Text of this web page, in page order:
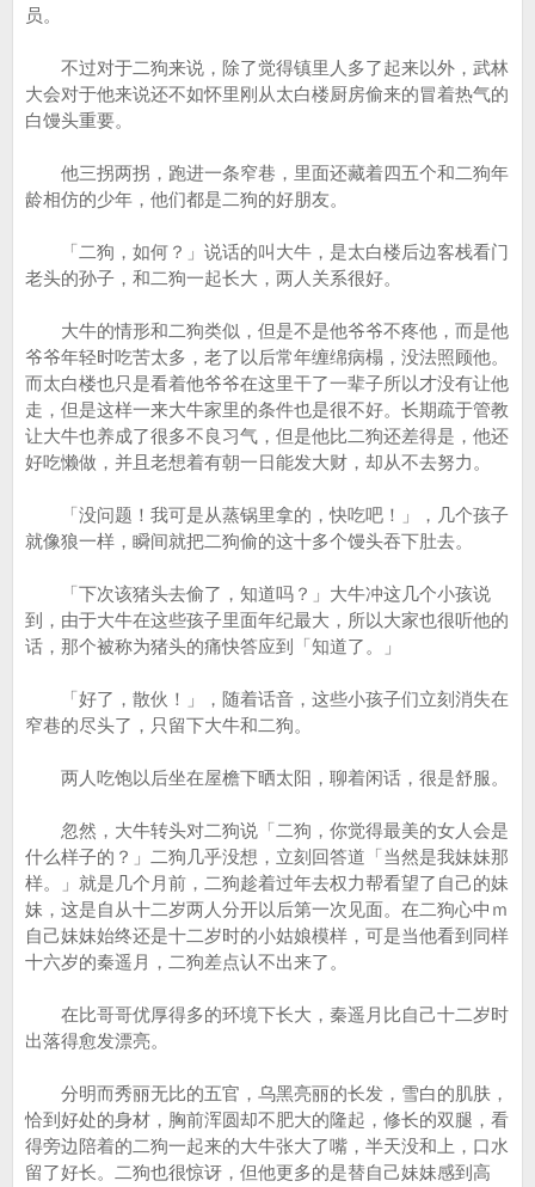
员。
不过对于二狗来说，除了觉得镇里人多了起来以外，武林
大会对于他来说还不如怀里刚从太白楼厨房偷来的冒着热气的
白馒头重要。
他三拐两拐，跑进一条窄巷，里面还藏着四五个和二狗年
龄相仿的少年，他们都是二狗的好朋友。
「二狗，如何？」说话的叫大牛，是太白楼后边客栈看门
老头的孙子，和二狗一起长大，两人关系很好。
大牛的情形和二狗类似，但是不是他爷爷不疼他，而是他
爷爷年轻时吃苦太多，老了以后常年缠绵病榻，没法照顾他。
而太白楼也只是看着他爷爷在这里干了一辈子所以才没有让他
走，但是这样一来大牛家里的条件也是很不好。长期疏于管教
让大牛也养成了很多不良习气，但是他比二狗还差得是，他还
好吃懒做，并且老想着有朝一日能发大财，却从不去努力。
「没问题！我可是从蒸锅里拿的，快吃吧！」，几个孩子
就像狼一样，瞬间就把二狗偷的这十多个馒头吞下肚去。
「下次该猪头去偷了，知道吗？」大牛冲这几个小孩说
到，由于大牛在这些孩子里面年纪最大，所以大家也很听他的
话，那个被称为猪头的痛快答应到「知道了。」
「好了，散伙！」，随着话音，这些小孩子们立刻消失在
窄巷的尽头了，只留下大牛和二狗。
两人吃饱以后坐在屋檐下晒太阳，聊着闲话，很是舒服。
忽然，大牛转头对二狗说「二狗，你觉得最美的女人会是
什么样子的？」二狗几乎没想，立刻回答道「当然是我妹妹那
样。」就是几个月前，二狗趁着过年去权力帮看望了自己的妹
妹，这是自从十二岁两人分开以后第一次见面。在二狗心中ｍ
自己妹妹始终还是十二岁时的小姑娘模样，可是当他看到同样
十六岁的秦遥月，二狗差点认不出来了。
在比哥哥优厚得多的环境下长大，秦遥月比自己十二岁时
出落得愈发漂亮。
分明而秀丽无比的五官，乌黑亮丽的长发，雪白的肌肤，
恰到好处的身材，胸前浑圆却不肥大的隆起，修长的双腿，看
得旁边陪着的二狗一起来的大牛张大了嘴，半天没和上，口水
留了好长。二狗也很惊讶，但他更多的是替自己妹妹感到高